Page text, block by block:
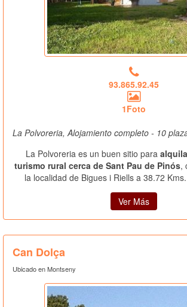
93.865.92.45
1Foto
La Polvoreria, Alojamiento completo - 10
La Polvoreria es un buen sitio para
turismo rural cerca de Sant Pau de Pinós,
la localidad de Bigues i Riells a 38.72
Ver Más
Can Dolça
Ubicado en Montseny